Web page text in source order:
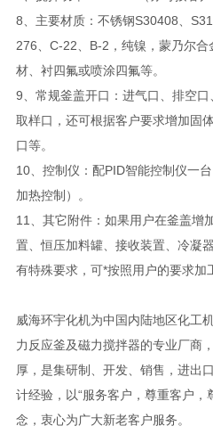
8、主要材质：不锈钢S30408、
276、C-22、B-2，纯镍，蒙乃尔
材、衬四氟或喷涂四氟等。
9、常规釜盖开口：进气口、排空口
取样口，还可根据客户要求增加固
口等。
10、控制仪：配PID智能控制仪一
加热控制）。
11、其它附件：如果用户在釜盖增
置、恒压加料罐、接收装置、冷凝
有特殊要求，可*按照用户的要求加
威海环宇化机为中国内陆地区化工
力反应釜及磁力搅拌器的专业厂商
厚，是集研制、开发、销售，进出
计经验，以“服务客户，尊重客户，
念，衷心为广大新老客户服务。